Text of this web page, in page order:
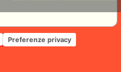
Preferenze privacy